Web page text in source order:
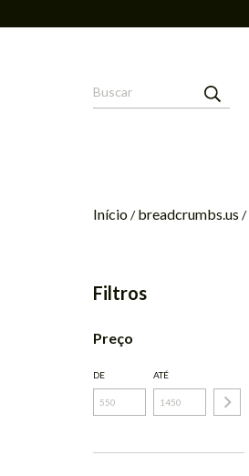
Início/ breadcrumbs.us /
Filtros
Preço
DE ATÉ